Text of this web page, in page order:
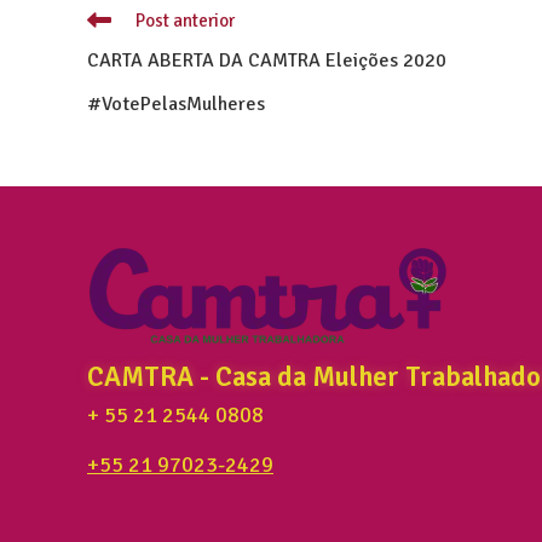
Post anterior
CARTA ABERTA DA CAMTRA Eleições 2020
#VotePelasMulheres
CAMTRA - Casa da Mulher
+ 55 21 2544 0808
+55 21 97023-2429